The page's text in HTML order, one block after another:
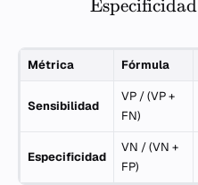
Especificidad
Métrica Fórmula
Sensibilidad
VP / (VP +
FN)
Especificidad
VN / (VN +
FP)